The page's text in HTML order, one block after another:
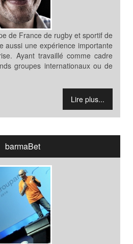
de France de rugby et sportif de
aussi une expérience importante
Ayant travaillé comme cadre
groupes internationaux ou de
Lire plus...
barmaBet